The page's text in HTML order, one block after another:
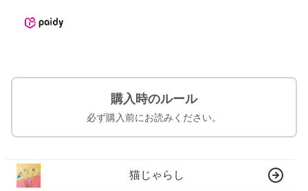
購入時のルール
必ず購入前にお読みください。
猫じゃらし